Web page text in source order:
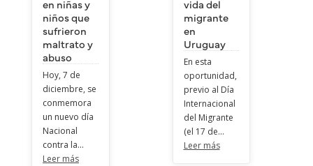
vida del
migrante
en
Uruguay
En esta
oportunidad,
previo al Día
Internacional
del Migrante
(el 17 de...
Leer más
en niñas y
niños que
sufrieron
maltrato y
abuso
Hoy, 7 de
diciembre, se
conmemora
un nuevo día
Nacional
contra la...
Leer más